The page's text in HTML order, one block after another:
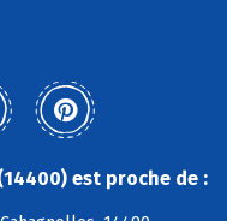
est proche de :